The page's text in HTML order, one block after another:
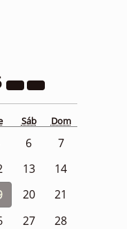
Sáb Dom
6
7
13
14
20
21
27
28